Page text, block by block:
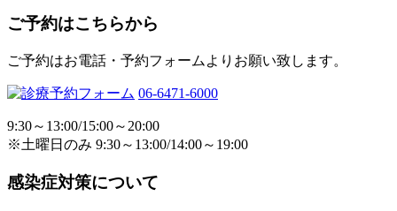
ご予約はこちらから
ご予約はお電話・予約フォームよりお願い致します。
06-6471-6000
9:30～13:00/15:00～20:00
※土曜日のみ 9:30～13:00/14:00～19:00
感染症対策について